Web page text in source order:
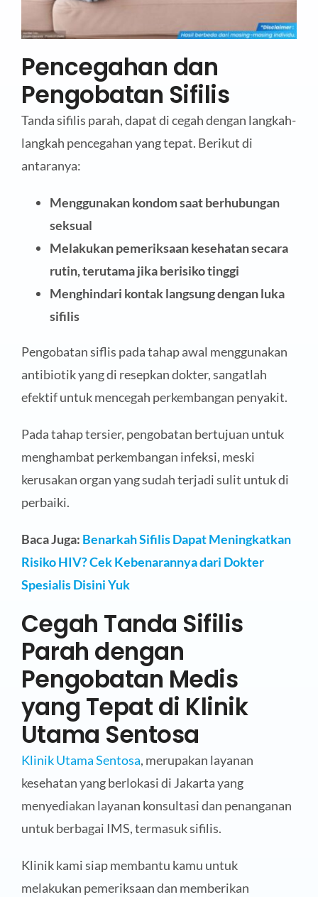
Pencegahan dan
Pengobatan Sifilis
Tanda sifilis parah, dapat di cegah dengan langkah-
langkah pencegahan yang tepat. Berikut di
antaranya:
Menggunakan kondom saat berhubungan
seksual
Melakukan pemeriksaan kesehatan secara
rutin, terutama jika berisiko tinggi
Menghindari kontak langsung dengan luka
sifilis
Pengobatan siflis pada tahap awal menggunakan
antibiotik yang di resepkan dokter, sangatlah
efektif untuk mencegah perkembangan penyakit.
Pada tahap tersier, pengobatan bertujuan untuk
menghambat perkembangan infeksi, meski
kerusakan organ yang sudah terjadi sulit untuk di
perbaiki.
Baca Juga: Benarkah Sifilis Dapat Meningkatkan
Risiko HIV? Cek Kebenarannya dari Dokter
Spesialis Disini Yuk
Cegah Tanda Sifilis
Parah dengan
Pengobatan Medis
yang Tepat di Klinik
Utama Sentosa
Klinik Utama Sentosa, merupakan layanan
kesehatan yang berlokasi di Jakarta yang
menyediakan layanan konsultasi dan penanganan
untuk berbagai IMS, termasuk sifilis.
Klinik kami siap membantu kamu untuk
melakukan pemeriksaan dan memberikan